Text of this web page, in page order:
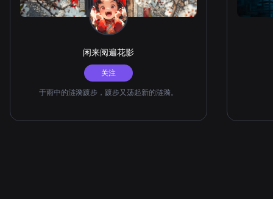
闲来阅遍花影
关注
于雨中的涟漪踱步，踱步又荡起新的涟漪。